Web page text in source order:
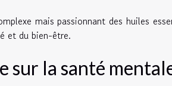
mais passionnant des huiles
et du bien-être.
sur la santé